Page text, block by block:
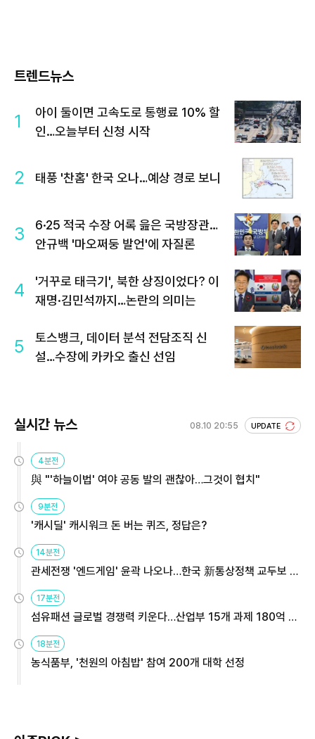
트렌드뉴스
1
아이 둘이면 고속도로 통행료 10% 할
인…오늘부터 신청 시작
2 태풍 '찬홈' 한국 오나…예상 경로 보니
3
6·25 적국 수장 어록 읊은 국방장관…
안규백 '마오쩌둥 발언'에 자질론
4
'거꾸로 태극기', 북한 상징이었다? 이
재명·김민석까지…논란의 의미는
5
토스뱅크, 데이터 분석 전담조직 신
설…수장에 카카오 출신 선임
실시간 뉴스 08.10 20:55 UPDATE
4분전
與 "'하늘이법' 여야 공동 발의 괜찮아…그것이 협치"
9분전
'캐시딜' 캐시워크 돈 버는 퀴즈, 정답은?
14분전
관세전쟁 '엔드게임' 윤곽 나오나…한국 新통상정책 교두보 활
용해야
17분전
섬유패션 글로벌 경쟁력 키운다…산업부 15개 과제 180억 지
원
18분전
농식품부, '천원의 아침밥' 참여 200개 대학 선정